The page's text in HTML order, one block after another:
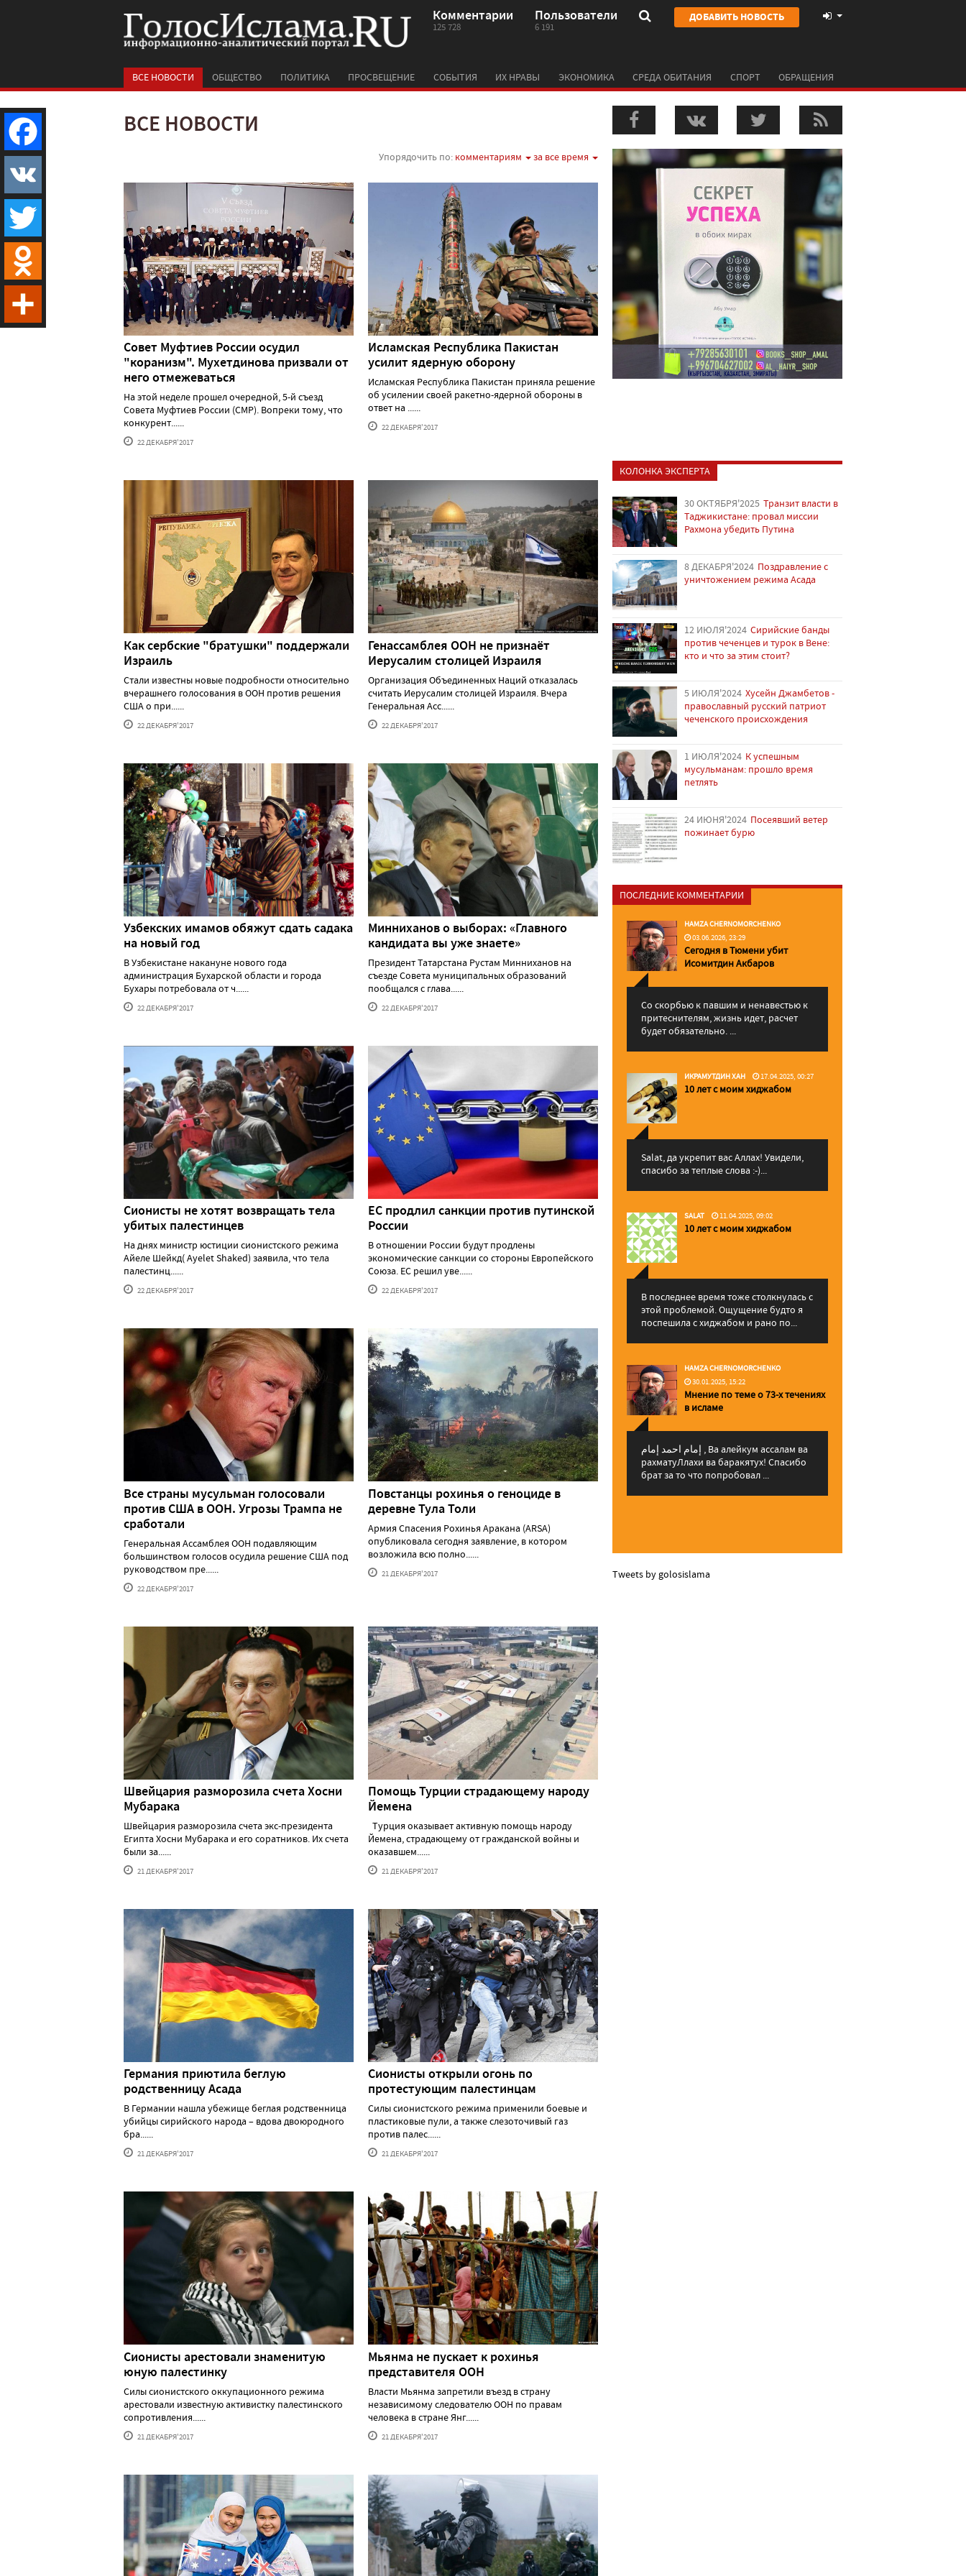
Комментарии
125 728
Пользователи
6 191
ДОБАВИТЬ НОВОСТЬ
ВСЕ НОВОСТИ ОБЩЕСТВО ПОЛИТИКА ПРОСВЕЩЕНИЕ СОБЫТИЯ ИХ НРАВЫ ЭКОНОМИКА СРЕДА ОБИТАНИЯ СПОРТ ОБРАЩЕНИЯ
ВСЕ НОВОСТИ
Упорядочить по: комментариям за все время
Совет Муфтиев России осудил
"коранизм". Мухетдинова призвали от
него отмежеваться
На этой неделе прошел очередной, 5-й съезд
Совета Муфтиев России (СМР). Вопреки тому, что
конкурент......
22 ДЕКАБРЯ'2017
Исламская Республика Пакистан
усилит ядерную оборону
Исламская Республика Пакистан приняла решение
об усилении своей ракетно-ядерной обороны в
ответ на ......
22 ДЕКАБРЯ'2017
Как сербские "братушки" поддержали
Израиль
Стали известны новые подробности относительно
вчерашнего голосования в ООН против решения
США о при......
22 ДЕКАБРЯ'2017
Генассамблея ООН не признаёт
Иерусалим столицей Израиля
Организация Объединенных Наций отказалась
считать Иерусалим столицей Израиля. Вчера
Генеральная Асс......
22 ДЕКАБРЯ'2017
Узбекских имамов обяжут сдать садака
на новый год
В Узбекистане накануне нового года
администрация Бухарской области и города
Бухары потребовала от ч......
22 ДЕКАБРЯ'2017
Минниханов о выборах: «Главного
кандидата вы уже знаете»
Президент Татарстана Рустам Минниханов на
съезде Совета муниципальных образований
пообщался с глава......
22 ДЕКАБРЯ'2017
Сионисты не хотят возвращать тела
убитых палестинцев
На днях министр юстиции сионистского режима
Айеле Шейкд( Ayelet Shaked) заявила, что тела
палестинц......
22 ДЕКАБРЯ'2017
ЕС продлил санкции против путинской
России
В отношении России будут продлены
экономические санкции со стороны Европейского
Союза. ЕС решил уве......
22 ДЕКАБРЯ'2017
Все страны мусульман голосовали
против США в ООН. Угрозы Трампа не
сработали
Генеральная Ассамблея ООН подавляющим
большинством голосов осудила решение США под
руководством пре......
22 ДЕКАБРЯ'2017
Повстанцы рохинья о геноциде в
деревне Тула Толи
Армия Спасения Рохинья Аракана (ARSA)
опубликовала сегодня заявление, в котором
возложила всю полно......
21 ДЕКАБРЯ'2017
Швейцария разморозила счета Хосни
Мубарака
Швейцария разморозила счета экс-президента
Египта Хосни Мубарака и его соратников. Их счета
были за......
21 ДЕКАБРЯ'2017
Помощь Турции страдающему народу
Йемена
Турция оказывает активную помощь народу
Йемена, страдающему от гражданской войны и
оказавшем......
21 ДЕКАБРЯ'2017
Германия приютила беглую
родственницу Асада
В Германии нашла убежище беглая родственница
убийцы сирийского народа – вдова двоюродного
бра......
21 ДЕКАБРЯ'2017
Сионисты открыли огонь по
протестующим палестинцам
Силы сионистского режима применили боевые и
пластиковые пули, а также слезоточивый газ
против палес......
21 ДЕКАБРЯ'2017
Сионисты арестовали знаменитую
юную палестинку
Силы сионистского оккупационного режима
арестовали известную активистку палестинского
сопротивления......
21 ДЕКАБРЯ'2017
Мьянма не пускает к рохинья
представителя ООН
Власти Мьянма запретили въезд в страну
независимому следователю ООН по правам
человека в стране Янг......
21 ДЕКАБРЯ'2017
КОЛОНКА ЭКСПЕРТА
30 ОКТЯБРЯ'2025 Транзит власти в
Таджикистане: провал миссии
Рахмона убедить Путина
8 ДЕКАБРЯ'2024 Поздравление с
уничтожением режима Асада
12 ИЮЛЯ'2024 Сирийские банды
против чеченцев и турок в Вене:
кто и что за этим стоит?
5 ИЮЛЯ'2024 Хусейн Джамбетов -
православный русский патриот
чеченского происхождения
1 ИЮЛЯ'2024 К успешным
мусульманам: прошло время
петлять
24 ИЮНЯ'2024 Посеявший ветер
пожинает бурю
ПОСЛЕДНИЕ КОММЕНТАРИИ
HAMZA CHERNOMORCHENKO
03.06.2026, 23:29
Сегодня в Тюмени убит
Исомитдин Акбаров
Со скорбью к павшим и ненавестью к
притеснителям, жизнь идет, расчет
будет обязательно. ...
ИКРАМУТДИН ХАН 17.04.2025, 00:27
10 лет с моим хиджабом
Salat, да укрепит вас Аллаx! Увидели,
спасибо за теплые слова :-)...
SALAT 11.04.2025, 09:02
10 лет с моим хиджабом
В последнее время тоже столкнулась с
этой проблемой. Ощущение будто я
поспешила с хиджабом и рано по...
HAMZA CHERNOMORCHENKO
30.01.2025, 15:22
Мнение по теме о 73-х течениях
в исламе
إمام احمد إمام , Ва алейкум ассалам ва
рахматуЛлахи ва баракятух! Спасибо
брат за то что попробовал ...
Tweets by golosislama
Facebook
VK
Twitter
Odnoklassniki